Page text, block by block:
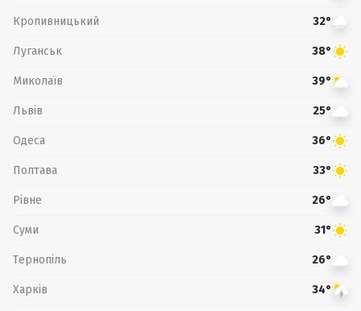
Кропивницький 32°
Луганськ 38°
Миколаїв 39°
Львів 25°
Одеса 36°
Полтава 33°
Рівне 26°
Суми 31°
Тернопіль 26°
Харків 34°